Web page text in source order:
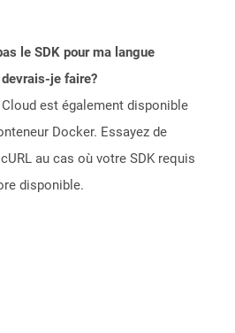
le SDK pour ma langue
je faire?
est également disponible
Docker. Essayez de
au cas où votre SDK requis
disponible.